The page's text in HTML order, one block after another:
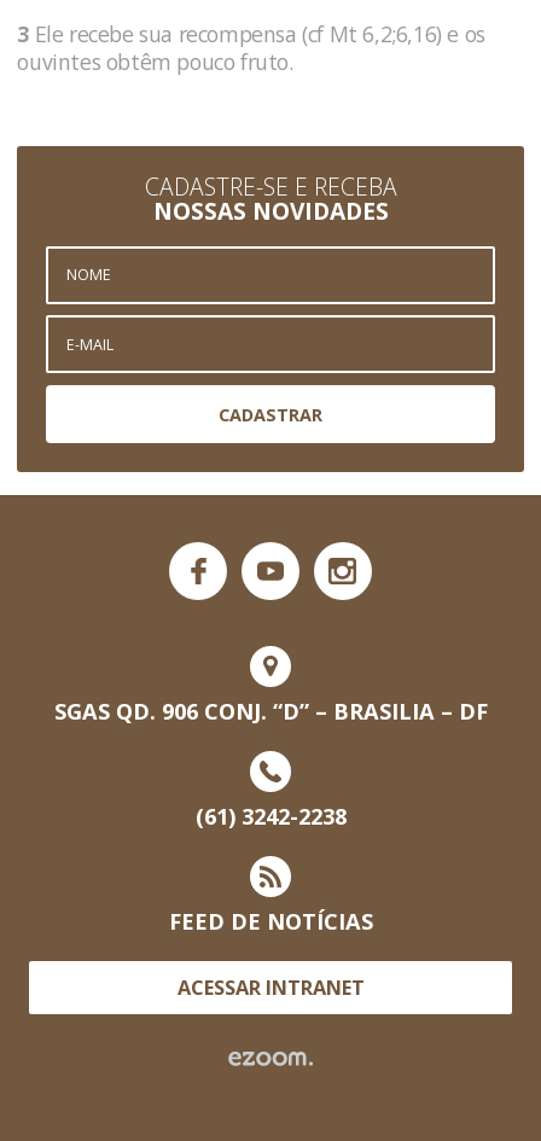
3 Ele recebe sua recompensa (cf Mt 6,2;6,16) e os
ouvintes obtêm pouco fruto.
CADASTRE-SE E RECEBA
NOSSAS NOVIDADES
CADASTRAR
SGAS QD. 906 CONJ. “D” – BRASILIA – DF
(61) 3242-2238
FEED DE NOTÍCIAS
ACESSAR INTRANET